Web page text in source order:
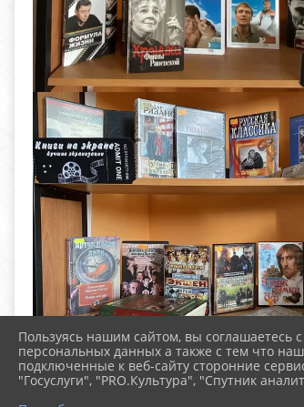
Пользуясь нашим сайтом, вы соглашаетесь
персональных данных а также с тем что
подключенные к веб-сайту сторонние
"Госуслуги", "PRO.Культура", "Спутник